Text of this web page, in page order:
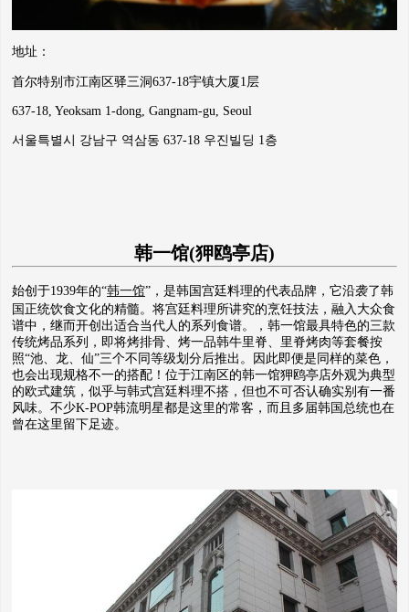
地址：
首尔特别市江南区驿三洞637-18宇镇大厦1层
637-18, Yeoksam 1-dong, Gangnam-gu, Seoul
서울특별시 강남구 역삼동 637-18 우진빌딩 1층
韩一馆(狎鸥亭店)
始创于1939年的“韩一馆”，是韩国宫廷料理的代表品牌，它沿袭了韩
国正统饮食文化的精髓。将宫廷料理所讲究的烹饪技法，融入大众食
谱中，继而开创出适合当代人的系列食谱。，韩一馆最具特色的三款
传统烤品系列，即将烤排骨、烤一品韩牛里脊、里脊烤肉等套餐按
照“池、龙、仙”三个不同等级划分后推出。因此即便是同样的菜色，
也会出现规格不一的搭配！位于江南区的韩一馆狎鸥亭店外观为典型
的欧式建筑，似乎与韩式宫廷料理不搭，但也不可否认确实别有一番
风味。不少K-POP韩流明星都是这里的常客，而且多届韩国总统也在
曾在这里留下足迹。